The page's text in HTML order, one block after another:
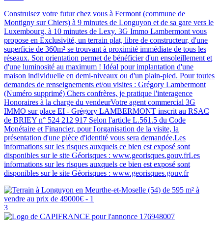
Construisez votre futur chez vous à Fermont (commune de
Montigny sur Chiers) à 9 minutes de Longuyon et de sa gare vers le
Luxembourg, à 10 minutes de Lexy. 3G Immo Lambermont vous
propose en Exclusivité, un terrain plat, libre de constructeur, d'une
superficie de 360m² se trouvant à proximité immédiate de tous les
réseaux. Son orientation permet de bénéficier d'un ensoleillement et
d'une luminosité au maximum ! Idéal pour implantation d'une
maison individuelle en demi-niveaux ou d'un plain-pied. Pour toutes
demandes de renseignements et/ou visites : Grégory Lambermont
(Numéro supprimé) Chers confrères, je pratique l'interagence
Honoraires à la charge du vendeurVotre agent commercial 3G
IMMO sur place EI - Grégory LAMBERMONT inscrit au RSAC
de BRIEY n° 524 212 917 Selon l'article L.561.5 du Code
Monétaire et Financier, pour l'organisation de la visite, la
présentation d'une pièce d'identité vous sera demandée.Les
informations sur les risques auxquels ce bien est exposé sont
disponibles sur le site Géorisques : www.georisques.gouv.frLes
informations sur les risques auxquels ce bien est exposé sont
disponibles sur le site Géorisques : www.georisques.gouv.fr
3